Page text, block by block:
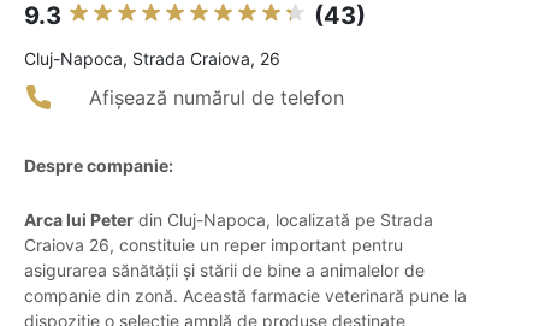
9.3 (43)
Cluj-Napoca, Strada Craiova, 26
Afișează numărul de telefon
Despre companie:
Arca lui Peter din Cluj-Napoca, localizată pe Strada
Craiova 26, constituie un reper important pentru
asigurarea sănătății și stării de bine a animalelor de
companie din zonă. Această farmacie veterinară pune la
dispoziție o selecție amplă de produse destinate